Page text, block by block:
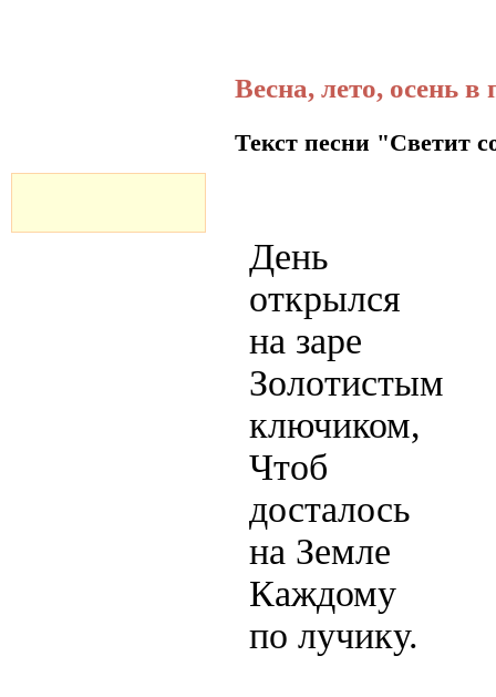
Весна, лето, осень в
Текст песни "Светит
День
открылся
на заре
Золотистым
ключиком,
Чтоб
досталось
на Земле
Каждому
по лучику.